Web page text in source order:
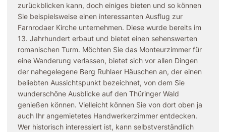
zurückblicken kann, doch einiges bieten und so können
Sie beispielsweise einen interessanten Ausflug zur
Farnrodaer Kirche unternehmen. Diese wurde bereits im
13. Jahrhundert erbaut und bietet einen sehenswerten
romanischen Turm. Möchten Sie das Monteurzimmer für
eine Wanderung verlassen, bietet sich vor allen Dingen
der nahegelegene Berg Ruhlaer Häuschen an, der einen
beliebten Aussichtspunkt bezeichnet, von dem Sie
wunderschöne Ausblicke auf den Thüringer Wald
genießen können. Vielleicht können Sie von dort oben ja
auch Ihr angemietetes Handwerkerzimmer entdecken.
Wer historisch interessiert ist, kann selbstverständlich